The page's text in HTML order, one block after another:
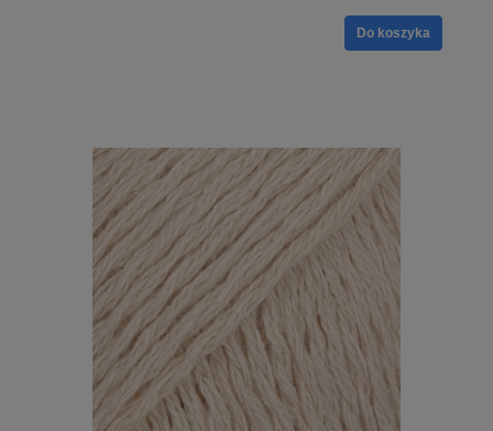
Do koszyka